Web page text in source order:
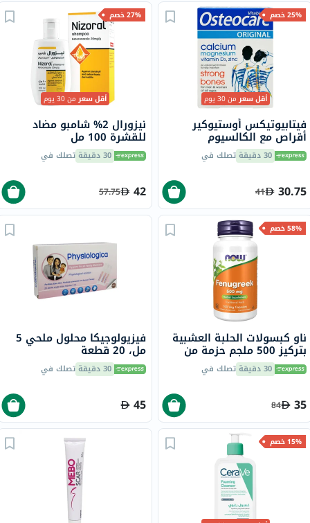
25% خصم
أقل سعرمن 30 يوم
فيتابيوتيكس أوستيوكير
أقراص مع الكالسيوم
والزنك لقوة العظام، 30 قرص
30 دقيقة تصلك في
30.75
41
27% خصم
أقل سعرمن 30 يوم
نيزورال 2% شامبو مضاد
للقشرة 100 مل
30 دقيقة تصلك في
42
57.75
58% خصم
ناو كبسولات الحلبة العشبية
بتركيز 500 ملجم حزمة من
100 30 دقيقة تصلك في
35
84
فيزيولوجيكا محلول ملحي 5
مل، 20 قطعة
30 دقيقة تصلك في
45
15% خصم